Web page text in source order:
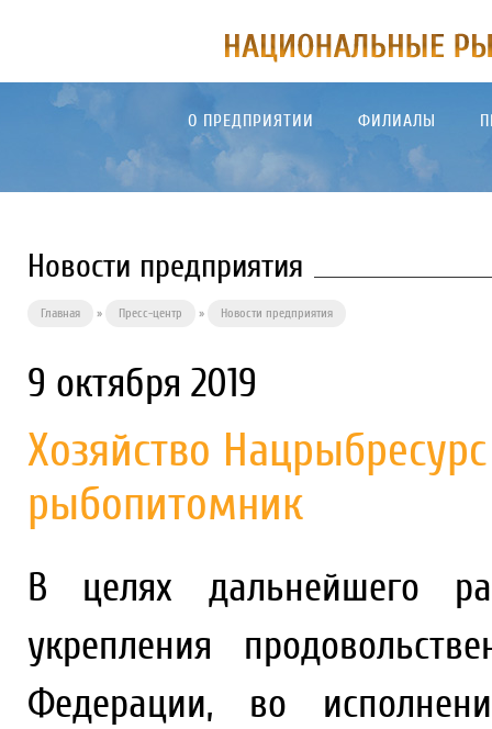
О ПРЕДПРИЯТИИ ФИЛИАЛЫ
Новости предприятия
Главная » Пресс-центр » Новости предприятия
9 октября 2019
Хозяйство
рыбопитомник
В целях дальнейшего
укрепления
Федерации, во